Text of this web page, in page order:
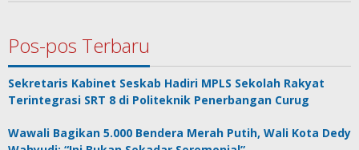
Pos-pos Terbaru
Sekretaris Kabinet Seskab Hadiri MPLS Sekolah Rakyat
Terintegrasi SRT 8 di Politeknik Penerbangan Curug
Wawali Bagikan 5.000 Bendera Merah Putih, Wali Kota Dedy